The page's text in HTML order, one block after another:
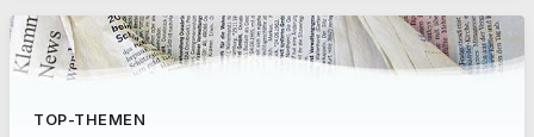
TOP-THEMEN